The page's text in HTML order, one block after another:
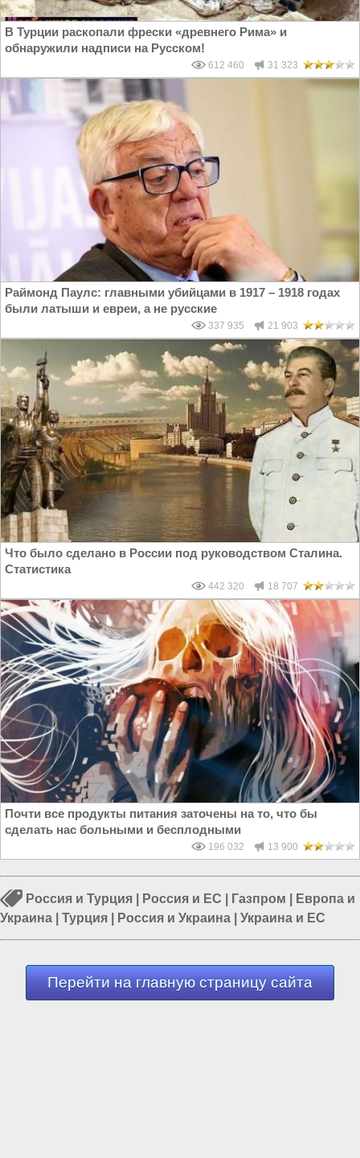
В Турции раскопали фрески «древнего Рима» и
обнаружили надписи на Русском!
612 460 31 323
Раймонд Паулс: главными убийцами в 1917 – 1918 годах
были латыши и евреи, а не русские
337 935 21 903
Что было сделано в России под руководством Сталина.
Статистика
442 320 18 707
Почти все продукты питания заточены на то, что бы
сделать нас больными и бесплодными
196 032 13 900
Россия и Турция Россия и ЕС Газпром
Европа и
Украина
Турция Россия и Украина Украина и ЕС
Перейти на главную страницу сайта